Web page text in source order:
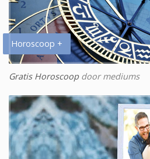
Horoscoop +
Gratis Horoscoopdoor mediums